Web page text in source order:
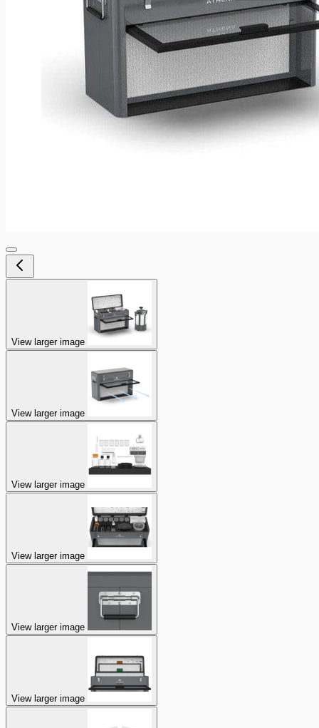
View larger image
View larger image
View larger image
View larger image
View larger image
View larger image